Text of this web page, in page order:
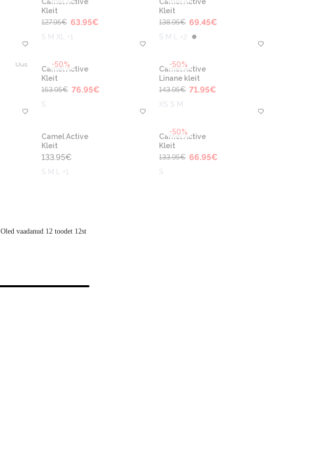
Kleit
127.95€ 63.95€
S M XL +1
Kleit
138.95€ 69.45€
S M L +2
Uus -50%
Camel Active
Kleit
153.95€ 76.95€
S
-50%
Camel Active
Linane kleit
143.95€ 71.95€
XS S M
Camel Active
Kleit
133.95€
S M L +1
-50%
Camel Active
Kleit
133.95€ 66.95€
S
Oled vaadanud 12 toodet 12st